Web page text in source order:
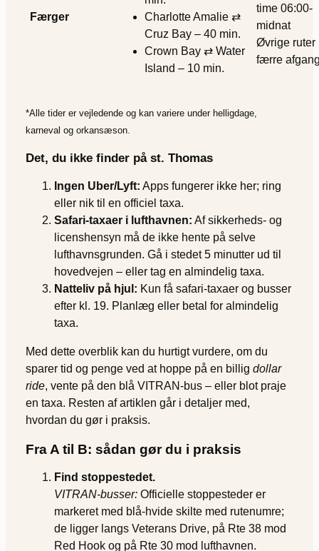
Færger
Charlotte Amalie ⇄
Cruz Bay – 40 min.
Crown Bay ⇄ Water
Island – 10 min.
time 06:00-
midnat
Øvrige ruter
færre
*Alle tider er vejledende og kan variere under helligdage,
karneval og orkan­sæson.
Det, du ikke finder på st. Thomas
Ingen Uber/Lyft: Apps fungerer ikke her; ring
eller nik til en officiel taxa.
Safari-taxaer i lufthavnen: Af sikkerheds- og
licenshensyn må de ikke hente på selve
lufthavnsgrunden. Gå i stedet 5 minutter ud til
hovedvejen – eller tag en almindelig taxa.
Natteliv på hjul: Kun få safari-taxaer og busser
efter kl. 19. Planlæg eller betal for almindelig
taxa.
Med dette overblik kan du hurtigt vurdere, om du
sparer tid og penge ved at hoppe på en billig dollar
ride, vente på den blå VITRAN-bus – eller blot praje
en taxa. Resten af artiklen går i detaljer med,
hvordan du gør i praksis.
Fra A til B: sådan gør du i praksis
Find stoppestedet.
VITRAN-busser: Officielle stoppesteder er
markeret med blå-hvide skilte med rutenumre;
de ligger langs Veterans Drive, på Rte 38 mod
Red Hook og på Rte 30 mod lufthavnen.